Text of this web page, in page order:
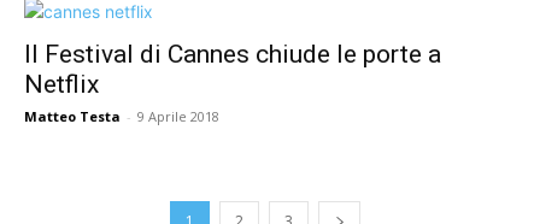
Il Festival di Cannes chiude le porte a
Netflix
Matteo Testa - 9 Aprile 2018